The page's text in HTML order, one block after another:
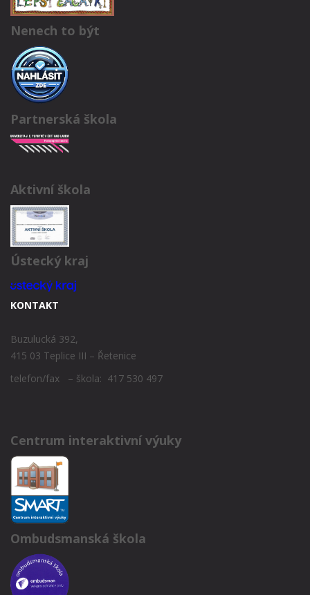
Nenech to být
Partnerská škola
Aktivní škola
Ústecký kraj
KONTAKT
Buzulucká 392,
415 03 Teplice III – Řetenice
telefon/fax – škola: 417 530 497
Centrum interaktivní výuky
Ombudsmanská škola